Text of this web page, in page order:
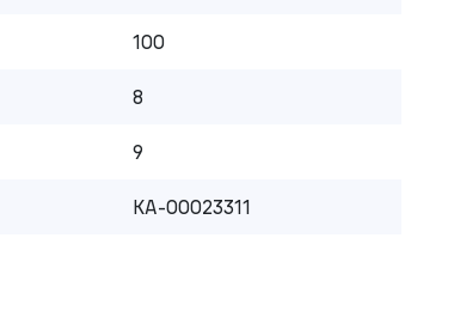
100
8
9
КА-00023311